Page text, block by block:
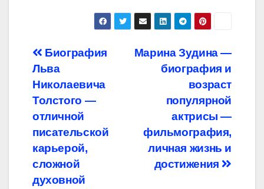
Навигация
по
записям
Марина Зудина —
биография и
возраст
популярной
актрисы —
фильмография,
личная жизнь и
достижения
Биография
Льва
Николаевича
Толстого —
отличной
писательской
карьерой,
сложной
духовной